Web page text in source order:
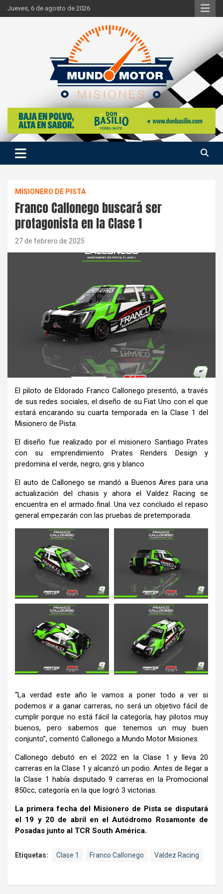
Skip
to
Jueves, 6 de agosto de 2026
Mundo Motor Misiones
Si hay ruido de motores ahí estaremos
MISIONERO DE PISTA
Franco Callonego buscará ser
protagonista en la Clase 1
27 de febrero de 2025
El piloto de Eldorado Franco Callonego presentó, a través
de sus redes sociales, el diseño de su Fiat Uno con el que
estará encarando su cuarta temporada en la Clase 1 del
Misionero de Pista.
El diseño fue realizado por el misionero Santiago Prates
con su emprendimiento Prates Renders Design y
predomina el verde, negro, gris y blanco
El auto de Callonego se mandó a Buenos Aires para una
actualización del chasis y ahora el Valdez Racing se
encuentra en el armado final. Una vez concluido el repaso
general empezarán con las pruebas de pretemporada.
“La verdad este año le vamos a poner todo a ver si
podemos ir a ganar carreras, no será un objetivo fácil de
cumplir porque no está fácil la categoría, hay pilotos muy
buenos, pero sabemos que tenemos un muy buen
conjunto”, comentó Callonego a Mundo Motor Misiones.
Callonego debutó en el 2022 en la Clase 1 y lleva 20
carreras en la Clase 1 y alcanzó un podio. Antes de llegar a
la Clase 1 había disputado 9 carreras en la Promocional
850cc, categoría en la que logró 3 victorias.
La primera fecha del Misionero de Pista se disputará
el 19 y 20 de abril en el Autódromo Rosamonte de
Posadas junto al TCR South América.
Etiquetas: Clase 1 Franco Callonego Valdez Racing